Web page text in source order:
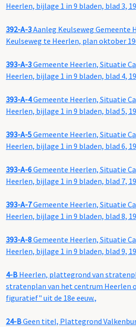
Heerlen, bijlage 1 in 9 bladen, blad 3,
392-A-3Aanleg Keulseweg Gemeente
Keulseweg te Heerlen, plan oktober
393-A-3Gemeente Heerlen, Situatie
Heerlen, bijlage 1 in 9 bladen, blad 4,
393-A-4Gemeente Heerlen, Situatie
Heerlen, bijlage 1 in 9 bladen, blad 5,
393-A-5Gemeente Heerlen, Situatie
Heerlen, bijlage 1 in 9 bladen, blad 6,
393-A-6Gemeente Heerlen, Situatie
Heerlen, bijlage 1 in 9 bladen, blad 7,
393-A-7Gemeente Heerlen, Situatie
Heerlen, bijlage 1 in 9 bladen, blad 8,
393-A-8Gemeente Heerlen, Situatie
Heerlen, bijlage 1 in 9 bladen, blad 9,
4-B Heerlen, plattegrond van
stratenplan van het centrum Heerlen
figuratief" uit de 18e eeuw.,
24-BGeen titel, Plattegrond